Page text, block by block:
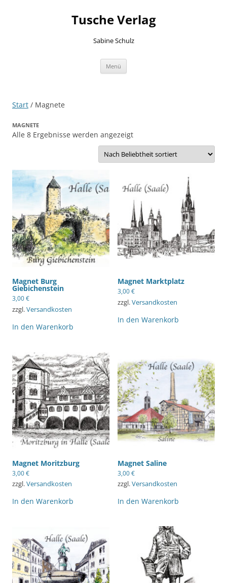
Tusche Verlag
Sabine Schulz
Menü
Start / Magnete
MAGNETE
Alle 8 Ergebnisse werden angezeigtNach
sortiert
Magnet Burg
Giebichenstein
3,00€
zzgl.Versandkosten
In den Warenkorb
Magnet Marktplatz
3,00€
zzgl.Versandkosten
In den Warenkorb
Magnet Moritzburg
3,00€
zzgl.Versandkosten
In den Warenkorb
Magnet Saline
3,00€
zzgl.Versandkosten
In den Warenkorb